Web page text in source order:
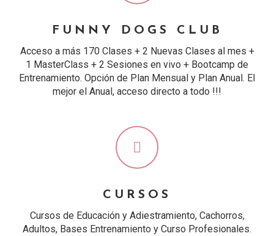
FUNNY DOGS CLUB
Acceso a más 170 Clases + 2 Nuevas Clases al mes +
1 MasterClass + 2 Sesiones en vivo + Bootcamp de
Entrenamiento. Opción de Plan Mensual y Plan Anual. El
mejor el Anual, acceso directo a todo !!!
CURSOS
Cursos de Educación y Adiestramiento, Cachorros,
Adultos, Bases Entrenamiento y Curso Profesionales.